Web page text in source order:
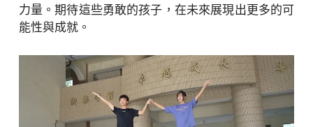
力量。期待這些勇敢的孩子，在未來展現出更多的可
能性與成就。